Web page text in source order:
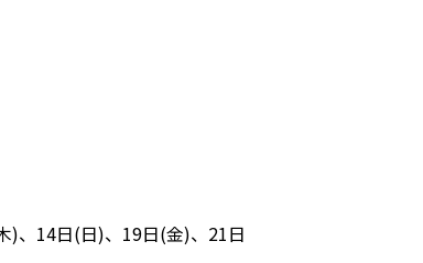
)、14日(日)、19日(金)、21日